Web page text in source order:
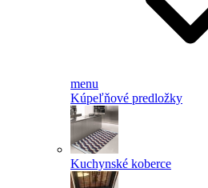
menu
Kúpeľňové predložky
Kuchynské koberce